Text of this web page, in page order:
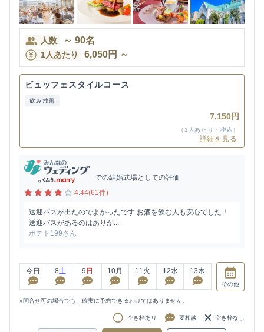
人数 ～ 90名
1人あたり 6,050円 ～
ビュッフェスタイルコース
飲み放題
7,150円
（1人あたり・税込）
詳細を見る
での結婚式場としての評価
4.44(61件)
送迎バスが出たのでよかったです お酒を飲む人も安心でした！
送迎バスがあるのはありが...
ポテト199さん
今日 8土 9 日 10月 11火 12水 13木
その他
※問合せ可の場合でも、確実に予約できるわけではありません。
空き枠あり 要相談 空き枠なし